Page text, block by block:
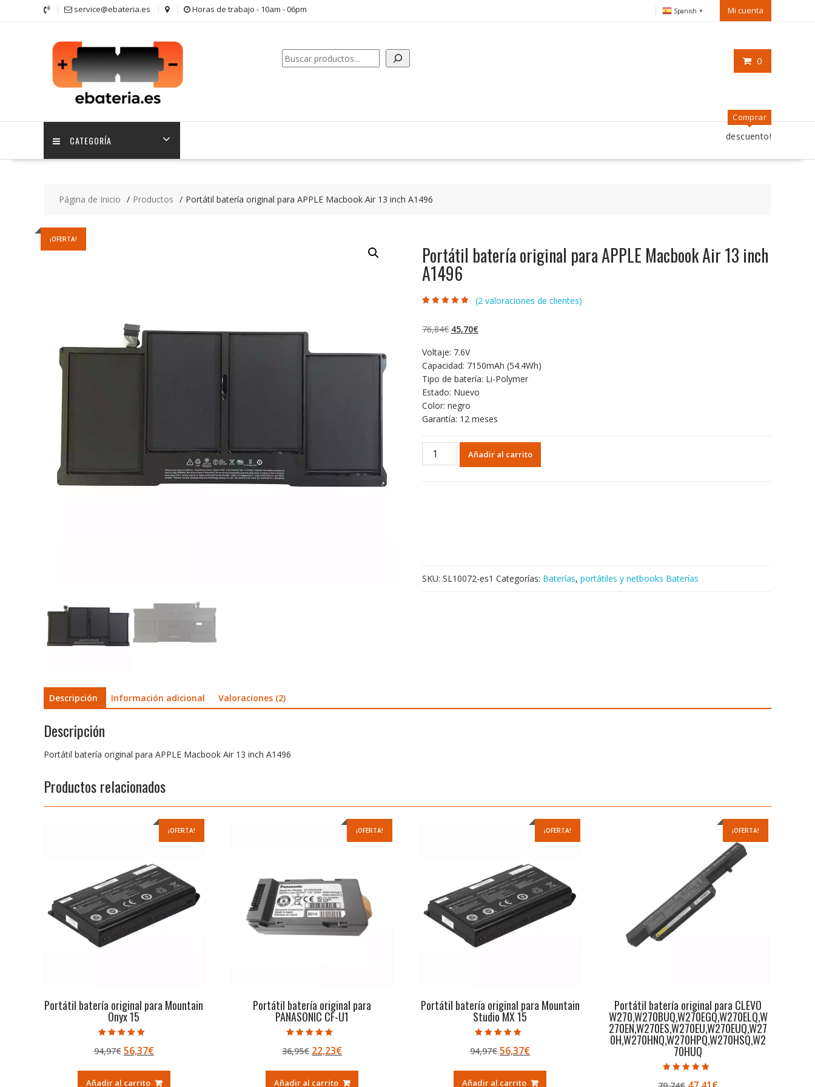
service@ebateria.es Horas de trabajo - 10am - 06pm Spanish ▼ Mi cuenta
0
Buscar
CATEGORÍA
Comprar
descuento!
Página de Inicio Productos Portátil batería original para APPLE Macbook Air 13 inch A1496
¡OFERTA!
Portátil batería original para APPLE Macbook Air 13 inch
A1496
base a
valoraciones de
(2 valoraciones de clientes)
76,84€ El
original
era:
76,84€.
45,70€El
es:
45,70€.
Voltaje: 7.6V
Capacidad: 7150mAh (54.4Wh)
Tipo de batería: Li-Polymer
Estado: Nuevo
Color: negro
Garantía: 12 meses
Portátil
A1496
cantidad
Añadir al carrito
SKU: SL10072-es1 Categorías: Baterías, portátiles y netbooks Baterías
Descripción Información adicional Valoraciones (2)
Descripción
Portátil batería original para APPLE Macbook Air 13 inch A1496
Productos relacionados
¡OFERTA!
Portátil batería original para Mountain
Onyx 15
5.00
de 5
94,97€ El
original
56,37€El
actual
Añadir al carrito
¡OFERTA!
Portátil batería original para
PANASONIC CF-U1
5.00
de 5
36,95€ El
original
22,23€El
actual
Añadir al carrito
¡OFERTA!
Portátil batería original para Mountain
Studio MX 15
5.00
de 5
94,97€ El
original
56,37€El
actual
Añadir al carrito
¡OFERTA!
Portátil batería original para CLEVO
W270,W270BUQ,W270EGQ,W270ELQ,W
270EN,W270ES,W270EU,W270EUQ,W27
0H,W270HNQ,W270HPQ,W270HSQ,W2
70HUQ
5.00